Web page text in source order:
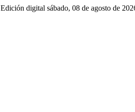
Edición digital sábado, 08 de agosto de